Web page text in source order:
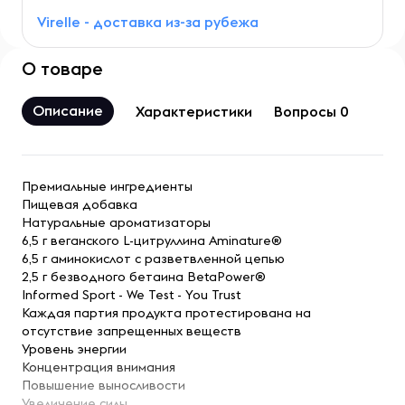
Virelle - доставка из-за рубежа
О товаре
Описание Характеристики Вопросы 0
Премиальные ингредиенты
Пищевая добавка
Натуральные ароматизаторы
6,5 г веганского L-цитруллина Aminature®
6,5 г аминокислот с разветвленной цепью
2,5 г безводного бетаина BetaPower®
Informed Sport - We Test - You Trust
Каждая партия продукта протестирована на
отсутствие запрещенных веществ
Уровень энергии
Концентрация внимания
Повышение выносливости